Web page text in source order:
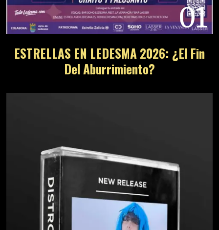
01
ESTRELLAS EN LEDESMA 2026: ¿El Fin
Del Aburrimiento?